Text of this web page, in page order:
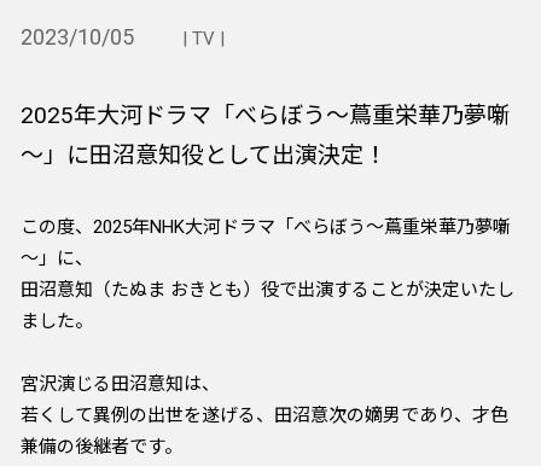
2023/10/05 | TV |
2025年大河ドラマ「べらぼう～蔦重栄華乃夢噺
～」に田沼意知役として出演決定！
この度、2025年NHK大河ドラマ「べらぼう～蔦重栄華乃夢噺
～」に、
田沼意知（たぬま おきとも）役で出演することが決定いたし
ました。
宮沢演じる田沼意知は、
若くして異例の出世を遂げる、田沼意次の嫡男であり、才色
兼備の後継者です。